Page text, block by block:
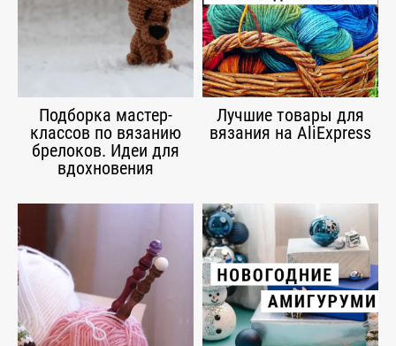
Подборка мастер-
классов по вязанию
брелоков. Идеи для
вдохновения
Лучшие товары для
вязания на AliExpress